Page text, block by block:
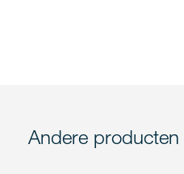
Andere producten